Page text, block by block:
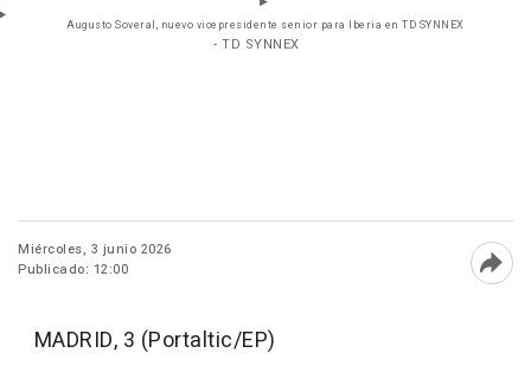
Augusto Soveral, nuevo vicepresidente senior para Iberia en TD SYNNEX
- TD SYNNEX
Miércoles, 3 junio 2026
Publicado: 12:00
MADRID, 3 (Portaltic/EP)